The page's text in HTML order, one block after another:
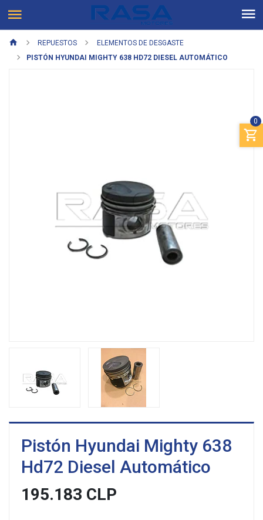
0
REPUESTOS
ELEMENTOS DE DESGASTE
PISTÓN HYUNDAI MIGHTY 638 HD72 DIESEL AUTOMÁTICO
Pistón Hyundai Mighty 638
Hd72 Diesel Automático
195.183 CLP